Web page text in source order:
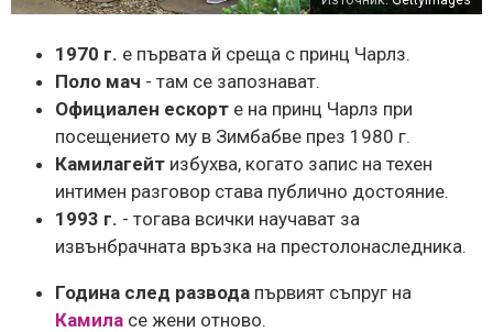
1970 г. е първата й среща с принц Чарлз.
Поло мач - там се запознават.
Официален ескорт е на принц Чарлз при
посещението му в Зимбабве през 1980 г.
Камилагейт избухва, когато запис на техен
интимен разговор става публично достояние.
1993 г. - тогава всички научават за
извънбрачната връзка на престолонаследника.
Година след развода първият съпруг на
Камила се жени отново.